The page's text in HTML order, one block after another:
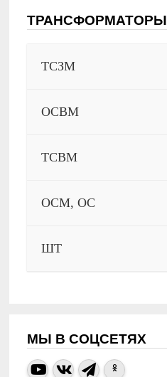
ТРАНСФОРМАТОРЫ
ТСЗМ
ОСВМ
ТСВМ
ОСМ, ОС
ШТ
МЫ В СОЦСЕТЯХ